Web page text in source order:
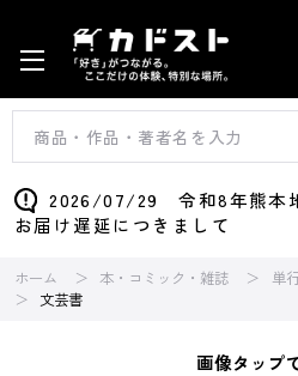
2026/07/29 令和8年熊本
お届け遅延につきまして
ホーム 本・コミック・雑誌 単
文芸書
画像タップ